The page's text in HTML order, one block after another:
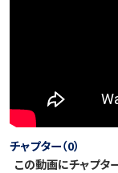
チャプター（0）
この動画にチャプタ